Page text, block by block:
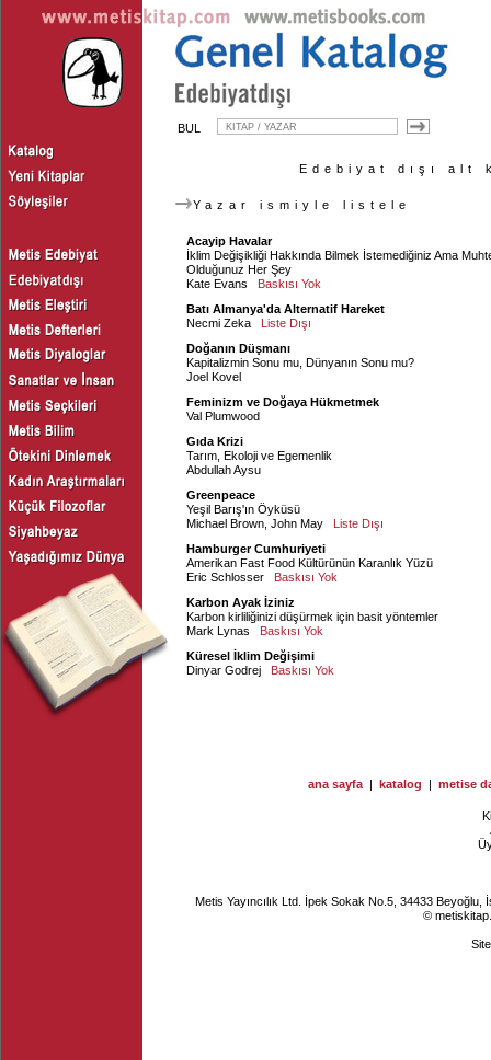
BUL
Edebiyat dışı
Yazar ismiyle listele
Acayip Havalar
İklim Değişikliği Hakkında Bilmek İstemediğiniz Ama
Olduğunuz Her Şey
Kate Evans
Baskısı Yok
Batı Almanya'da Alternatif Hareket
Necmi Zeka
Liste Dışı
Doğanın Düşmanı
Kapitalizmin Sonu mu, Dünyanın Sonu mu?
Joel Kovel
Feminizm ve Doğaya Hükmetmek
Val Plumwood
Gıda Krizi
Tarım, Ekoloji ve Egemenlik
Abdullah Aysu
Greenpeace
Yeşil Barış'ın Öyküsü
Michael Brown John May
Liste Dışı
Hamburger Cumhuriyeti
Amerikan Fast Food Kültürünün Karanlık Yüzü
Eric Schlosser
Baskısı Yok
Karbon Ayak İziniz
Karbon kirliliğinizi düşürmek için basit yöntemler
Mark Lynas
Baskısı Yok
Küresel İklim Değişimi
Dinyar Godrej
Baskısı Yok
ana sayfa | katalog | metise
Metis Yayıncılık Ltd. İpek Sokak No.5, 34433
©